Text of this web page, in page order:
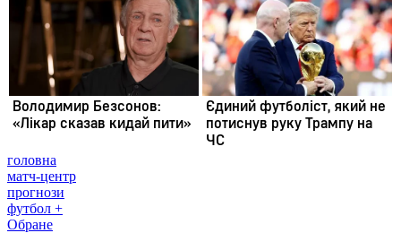
головна
матч-центр
прогнози
футбол +
Обране